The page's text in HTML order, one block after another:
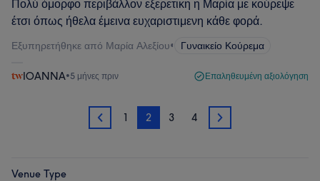
Πολύ όμορφο περιβάλλον εξερετικη η Μαρία με κούρεψε
έτσι όπως ήθελα έμεινα ευχαριστιμενη κάθε φορά.
Εξυπηρετήθηκε από Μαρία Αλεξίου• Γυναικείο Κούρεμα
IOANNA•5 μήνες πριν Επαληθευμένη αξιολόγηση
1 1 2 3 4 3
Venue Type